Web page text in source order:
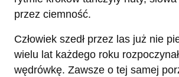
przez ciemność.
Człowiek szedł przez las już nie
wielu lat każdego roku
wędrówkę. Zawsze o tej samej